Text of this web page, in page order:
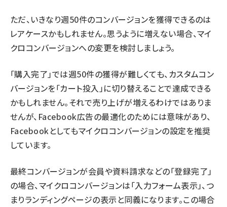
ただ、いきなり週50件のコンバージョンを獲得できるのは
レアケースかもしれません。思うように増えない場合、マイ
クロコンバージョンへの変更を検討しましょう。
「購入完了」では週50件の獲得が難しくても、カスタムコン
バージョンを「カート投入」に切り替えることで達成できる
かもしれません。それで売り上げが増えるわけではありま
せんが、Facebook広告の最適化のためには意味があり、
Facebookとしてもマイクロコンバージョンの設定を推奨
しています。
最終コンバージョンが会員や資料請求などの「登録完了」
の場合、マイクロコンバージョンは「入力フォーム表示」、つ
まりランディングページの表示と同義になります。この場合